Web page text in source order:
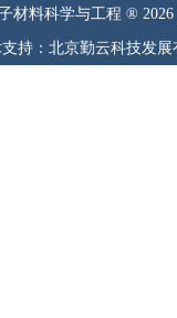
材料科学与工程 ®
持：北京勤云科技发展